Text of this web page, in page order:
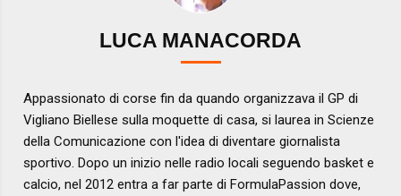
LUCA MANACORDA
Appassionato di corse fin da quando organizzava il GP di
Vigliano Biellese sulla moquette di casa, si laurea in Scienze
della Comunicazione con l'idea di diventare giornalista
sportivo. Dopo un inizio nelle radio locali seguendo basket e
calcio, nel 2012 entra a far parte di FormulaPassion dove,